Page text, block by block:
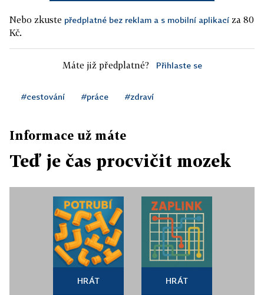
Nebo zkuste předplatné bez reklam a s mobilní aplikací za 80
Kč.
Máte již předplatné? Přihlaste se
#cestování #práce #zdraví
Informace už máte
Teď je čas procvičit mozek
HRÁT HRÁT